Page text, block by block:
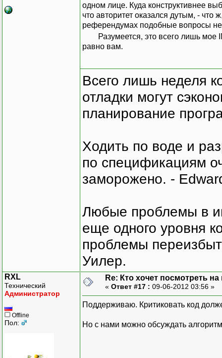
одном лице. Куда конструктивнее
что авторитет оказался дутым, - что
референдумах подобные вопросы
Разумеется, это всего лишь мое IMHO, хоть и неоднократно проверенное на практике. Решать все
равно вам.
Всего лишь неделя
отладки могут
планирование
Ходить по воде и
по спецификациям
заморожено. -
Любые проблемы в
еще одного уровня
проблемы
Уилер.
RXL
Технический
Администратор
Offline
Пол:
Re: Кто хочет посмотреть
« Ответ #17 : 09-06-2012 03:56 »
Поддерживаю. Критиковать код
Но с нами можно обсуждать